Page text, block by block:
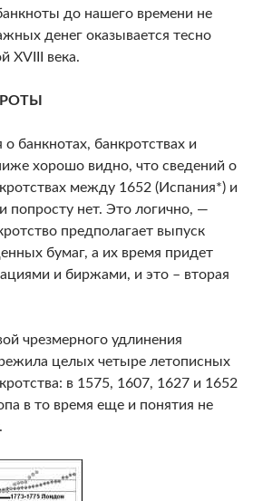
до нашего времени не
денег оказывается тесно
XVIII века.
банкнотах, банкротствах и
хорошо видно, что сведений о
между 1652 (Испания*) и
попросту нет. Это логично, —
предполагает выпуск
бумаг, а их время придет
и биржами, и это – вторая
чрезмерного удлинения
целых четыре летописных
в 1575, 1607, 1627 и 1652
в то время еще и понятия не